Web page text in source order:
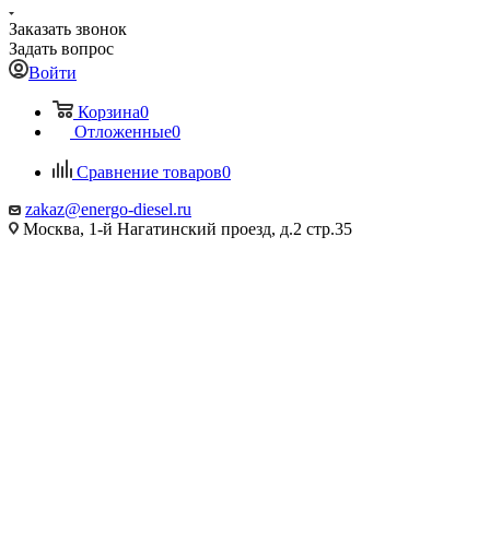
Заказать звонок
Задать вопрос
Войти
Корзина0
Отложенные0
Сравнение товаров0
zakaz@energo-diesel.ru
Москва, 1-й Нагатинский проезд, д.2 стр.35